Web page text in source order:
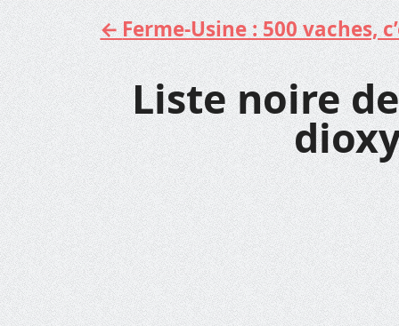
Aller
au
contenu
Ferme-Usine : 500 vaches,
Liste noire